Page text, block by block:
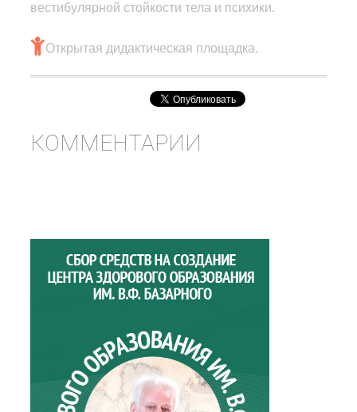
вестибулярной стойкости тела и психики.
Открытая дидактическая площадка.
КОММЕНТАРИИ